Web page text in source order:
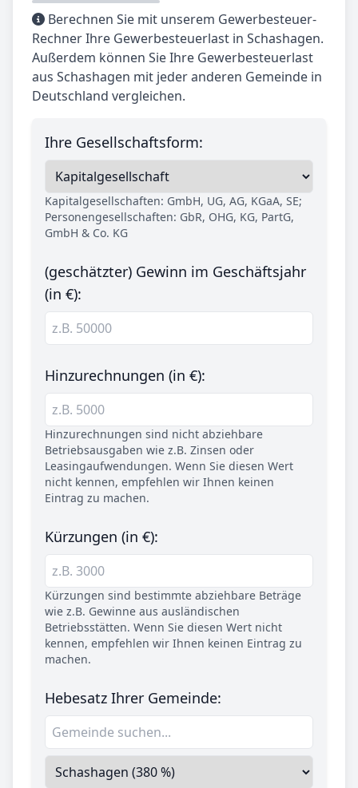
Berechnen Sie mit unserem Gewerbesteuer-
Rechner Ihre Gewerbesteuerlast in Schashagen.
Außerdem können Sie Ihre Gewerbesteuerlast
aus Schashagen mit jeder anderen Gemeinde in
Deutschland vergleichen.
Ihre Gesellschaftsform:
Kapitalgesellschaften: GmbH, UG, AG, KGaA, SE;
Personengesellschaften: GbR, OHG, KG, PartG,
GmbH & Co. KG
(geschätzter) Gewinn im Geschäftsjahr
(in €):
Hinzurechnungen (in €):
Hinzurechnungen sind nicht abziehbare
Betriebsausgaben wie z.B. Zinsen oder
Leasingaufwendungen. Wenn Sie diesen Wert
nicht kennen, empfehlen wir Ihnen keinen
Eintrag zu machen.
Kürzungen (in €):
Kürzungen sind bestimmte abziehbare Beträge
wie z.B. Gewinne aus ausländischen
Betriebsstätten. Wenn Sie diesen Wert nicht
kennen, empfehlen wir Ihnen keinen Eintrag zu
machen.
Hebesatz Ihrer Gemeinde: